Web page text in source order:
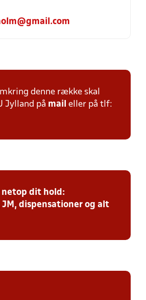
denne række skal
Jylland på mail eller på tlf:
dit hold:
JM, dispensationer og alt